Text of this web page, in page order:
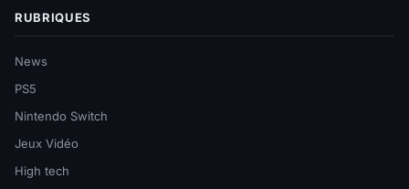
RUBRIQUES
News
PS5
Nintendo Switch
Jeux Vidéo
High tech